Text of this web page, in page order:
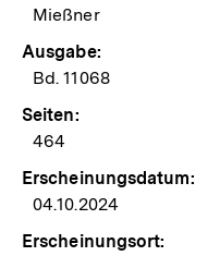
Mießner
Ausgabe:
Bd. 11068
Seiten:
464
Erscheinungsdatum:
04.10.2024
Erscheinungsort: